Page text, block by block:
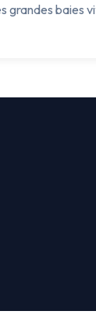
grandes baies